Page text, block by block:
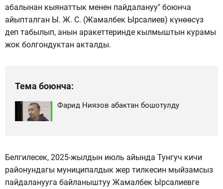
абалынан кыянаттык менен пайдалануу" боюнча
айыпталган Ы. Ж. С. (Жамалбек Ырсалиев) күнөөсүз
деп табылып, анын аракеттеринде кылмыштын курамы
жок болгондуктан акталды.
Тема боюнча:
Фарид Ниязов абактан бошотулду
Белгилесек, 2025-жылдын июль айында Тунгуч кичи
районундагы муниципалдык жер тилкесин мыйзамсыз
пайдаланууга байланыштуу Жамалбек Ырсалиевге